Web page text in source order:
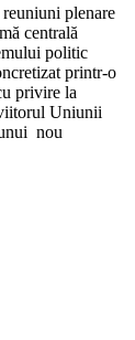
plenare
centrală
politic
printr-o
privire la
Uniunii
nou